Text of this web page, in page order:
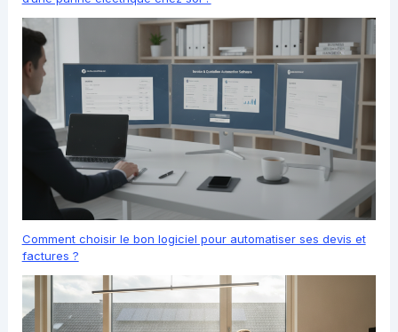
Comment choisir le bon logiciel pour automatiser ses devis et
factures ?